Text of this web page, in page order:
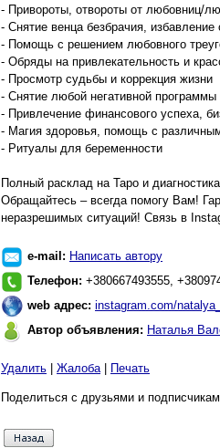
- Привороты, отвороты от любовниц/
- Снятие венца безбрачия, избавление
- Помощь с решением любовного
- Обряды на привлекательность и
- Просмотр судьбы и коррекция жизни
- Снятие любой негативной программы
- Привлечение финансового успеха,
- Магия здоровья, помощь с
- Ритуалы для беременности
Полный расклад на Таро и
Обращайтесь – всегда помогу Вам!
неразрешимых ситуаций! Связь в
e-mail: Написать автору
Телефон: +380667493555,
web адрес: instagram.com/
Автор объявления: Наталья
Удалить Жалоба| Печать
Поделиться с друзьями и